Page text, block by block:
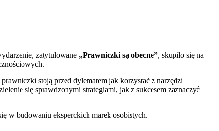
zatytułowane „Prawniczki są obecne”, skupiło się na
stoją przed dylematem jak korzystać z narzędzi
się sprawdzonymi strategiami, jak z sukcesem zaznaczyć
w budowaniu eksperckich marek osobistych.